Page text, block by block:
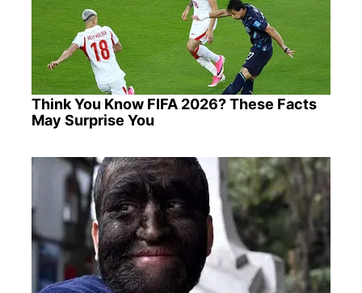
Think You Know FIFA 2026? These Facts
May Surprise You